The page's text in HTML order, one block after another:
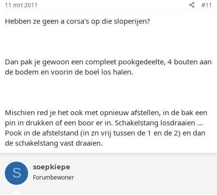
11 mrt 2011 #11
Hebben ze geen a corsa's op die sloperijen?
Dan pak je gewoon een compleet pookgedeelte, 4 bouten aan
de bodem en voorin de boel los halen.
Mischien red je het ook met opnieuw afstellen, in de bak een
pin in drukken of een boor er in. Schakelstang losdraaien ...
Pook in de afstelstand (in zn vrij tussen de 1 en de 2) en dan
de schakelstang vast draaien.
S soepkiepe
Forumbewoner